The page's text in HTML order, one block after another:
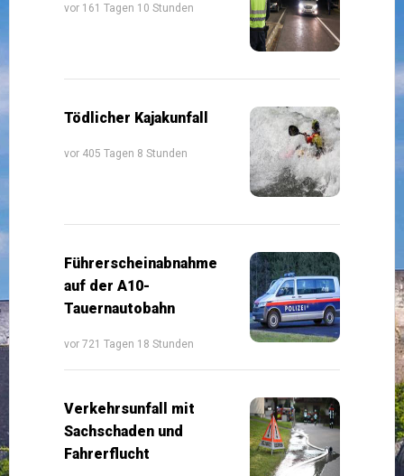
vor 161 Tagen 10 Stunden
Tödlicher Kajakunfall
vor 405 Tagen 8 Stunden
Führerscheinabnahme
auf der A10-
Tauernautobahn
vor 721 Tagen 18 Stunden
Verkehrsunfall mit
Sachschaden und
Fahrerflucht